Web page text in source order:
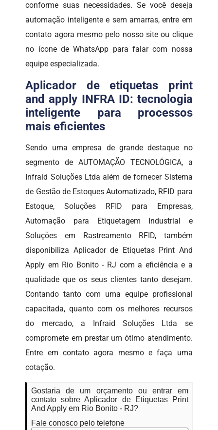
conforme suas necessidades. Se você deseja
automação inteligente e sem amarras, entre em
contato agora mesmo pelo nosso site ou clique
no ícone de WhatsApp para falar com nossa
equipe especializada.
Aplicador de etiquetas print
and apply INFRA ID: tecnologia
inteligente para processos
mais eficientes
Sendo uma empresa de grande destaque no
segmento de AUTOMAÇÃO TECNOLÓGICA, a
Infraid Soluções Ltda além de fornecer Sistema
de Gestão de Estoques Automatizado, RFID para
Estoque, Soluções RFID para Empresas,
Automação para Etiquetagem Industrial e
Soluções em Rastreamento RFID, também
disponibiliza Aplicador de Etiquetas Print And
Apply em Rio Bonito - RJ com a eficiência e a
qualidade que os seus clientes tanto desejam.
Contando tanto com uma equipe profissional
capacitada, quanto com os melhores recursos
do mercado, a Infraid Soluções Ltda se
compromete em prestar um ótimo atendimento.
Entre em contato agora mesmo e faça uma
cotação.
Gostaria de um orçamento ou entrar em
contato sobre Aplicador de Etiquetas Print
And Apply em Rio Bonito - RJ?
Fale conosco pelo telefone